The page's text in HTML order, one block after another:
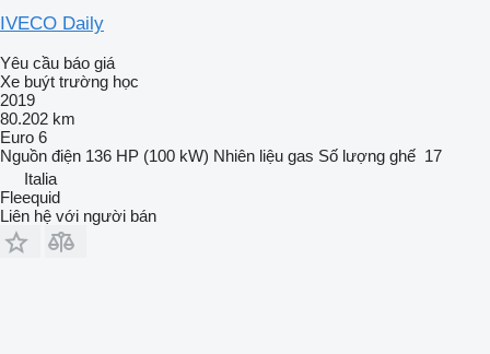
IVECO Daily
Yêu cầu báo giá
Xe buýt trường học
2019
80.202 km
Euro 6
Nguồn điện 136 HP (100 kW) Nhiên liệu gas Số lượng ghế 17
Italia
Fleequid
Liên hệ với người bán